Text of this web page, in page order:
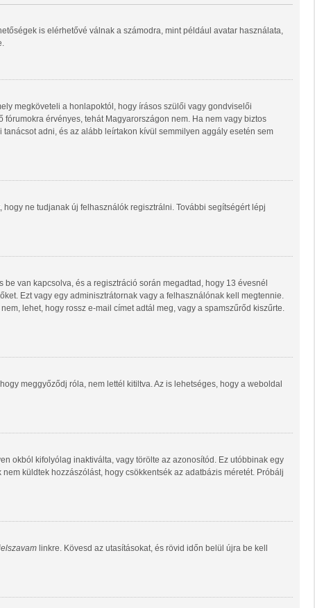
is elérhetővé válnak a számodra, mint például avatar használata,
megköveteli a honlapoktól, hogy írásos szülői vagy gondviselői
érvényes, tehát Magyarországon nem. Ha nem vagy biztos
adni, és az alább leírtakon kívül semmilyen aggály esetén sem
ne tudjanak új felhasználók regisztrálni. További segítségért lépj
van kapcsolva, és a regisztráció során megadtad, hogy 13 évesnél
Ezt vagy egy adminisztrátornak vagy a felhasználónak kell megtennie.
lehet, hogy rossz e-mail címet adtál meg, vagy a spamszűrőd kiszűrte.
meggyőződj róla, nem lettél kitiltva. Az is lehetséges, hogy a weboldal
okból kifolyólag inaktiválta, vagy törölte az azonosítód. Ez utóbbinak egy
küldtek hozzászólást, hogy csökkentsék az adatbázis méretét. Próbálj
linkre. Kövesd az utasításokat, és rövid időn belül újra be kell